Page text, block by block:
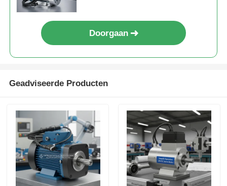
Doorgaan
Geadviseerde Producten